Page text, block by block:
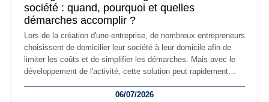
société : quand, pourquoi et quelles
démarches accomplir ?
Lors de la création d'une entreprise, de nombreux entrepreneurs
choisissent de domicilier leur société à leur domicile afin de
limiter les coûts et de simplifier les démarches. Mais avec le
développement de l'activité, cette solution peut rapidement
professionnels, recrutement, image de marque… Le
06/07/2026